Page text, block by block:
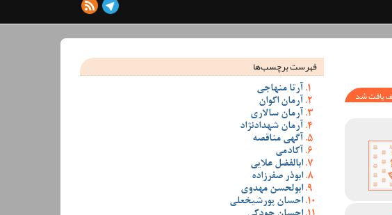
فهرست برچسب‌ها
آرتا منهاجی
آرمان اکوان
آرمان سالاری
آرمان شهدادنژاد
آگهی مناقصه
آکادمی
ابالفضل علایی
ابوذر صفرزاده
ابولحسن مهدوی
احسان پورشیخعلی